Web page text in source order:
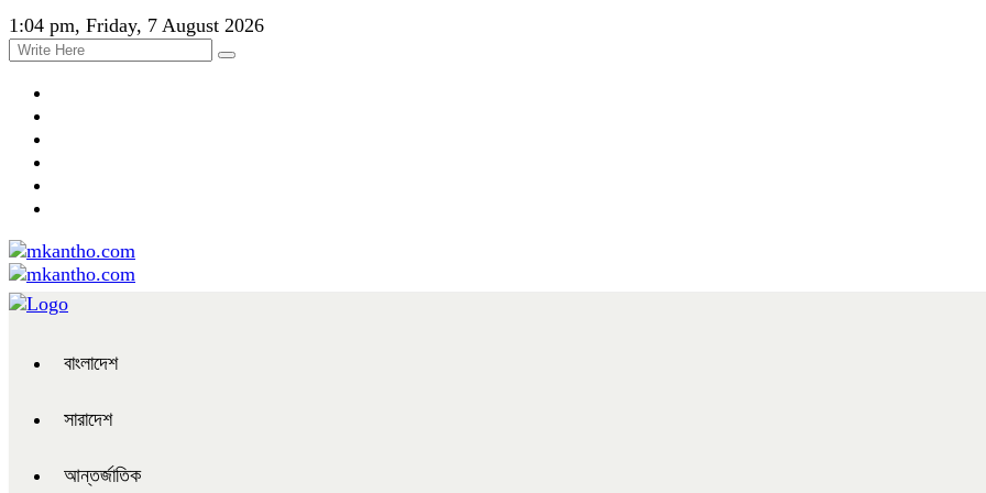
1:04 pm, Friday, 7 August 2026
বাংলাদেশ
সারাদেশ
আন্তর্জাতিক